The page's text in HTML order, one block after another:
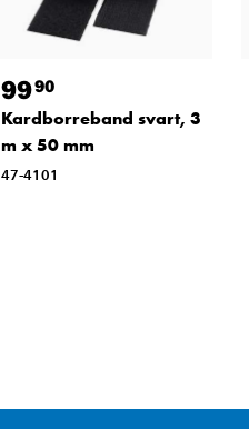
9990
Kardborreband svart, 3
m x 50 mm
47-4101